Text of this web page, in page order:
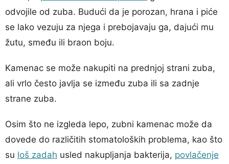
odvojile od zuba. Budući da je porozan, hrana i piće
se lako vezuju za njega i prebojavaju ga, dajući mu
žutu, smeđu ili braon boju.
Kamenac se može nakupiti na prednjoj strani zuba,
ali vrlo često javlja se između zuba ili sa zadnje
strane zuba.
Osim što ne izgleda lepo, zubni kamenac može da
dovede do različitih stomatoloških problema, kao što
su loš zadah usled nakupljanja bakterija, povlačenje